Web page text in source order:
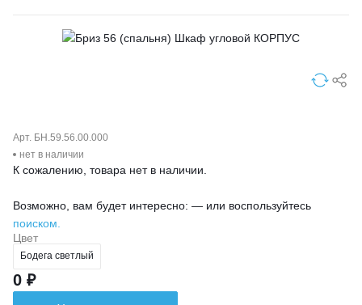
Арт. БН.59.56.00.000
нет в наличии
К сожалению, товара нет в наличии.
Возможно, вам будет интересно: — или воспользуйтесь
поиском.
Цвет
Бодега светлый
0 ₽